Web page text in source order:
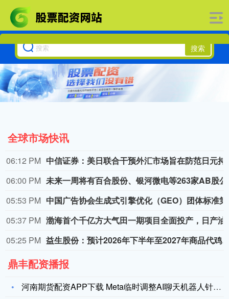
搜索
全球市场快讯
06:12 PM
06:00 PM
05:53 PM
05:37 PM
05:25 PM
益生股份：预计2026年下半年至2027年
鼎丰配资播报
河南期货配资APP下载 Meta临时调整AI聊天机器人针对青